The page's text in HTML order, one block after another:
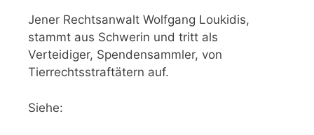
Jener Rechtsanwalt Wolfgang Loukidis,
stammt aus Schwerin und tritt als
Verteidiger, Spendensammler, von
Tierrechtsstraftätern auf.
Siehe: